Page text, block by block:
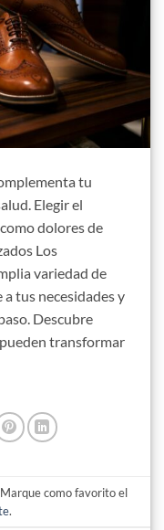
tu
Elegir el
dolores de
Los
variedad de
tus necesidades y
Descubre
transformar
como favorito el
.